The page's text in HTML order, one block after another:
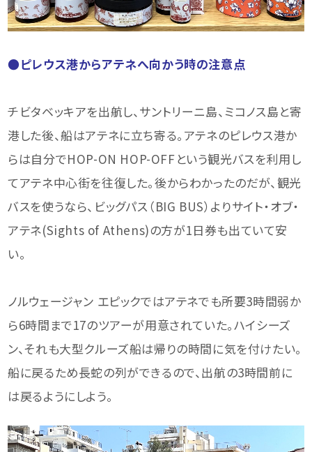
●ピレウス港からアテネへ向かう時の注意点
チビタベッキアを出航し、サントリーニ島、ミコノス島と寄
港した後、船はアテネに立ち寄る。アテネのピレウス港か
らは自分でHOP-ON HOP-OFFという観光バスを利用し
てアテネ中心街を往復した。後からわかったのだが、観光
バスを使うなら、ビッグパス（BIG BUS）よりサイト・オブ・
アテネ(Sights of Athens)の方が1日券も出ていて安
い。
ノルウェージャン エピックではアテネでも所要3時間弱か
ら6時間まで17のツアーが用意されていた。ハイシーズ
ン、それも大型クルーズ船は帰りの時間に気を付けたい。
船に戻るため長蛇の列ができるので、出航の3時間前に
は戻るようにしよう。